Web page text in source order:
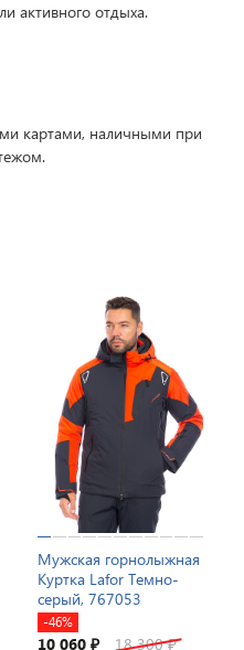
активного отдыха.
картами, наличными при
Мужская горнолыжная
Куртка Lafor Темно-
серый, 767053
-46%
10 060 ₽ 18 300₽